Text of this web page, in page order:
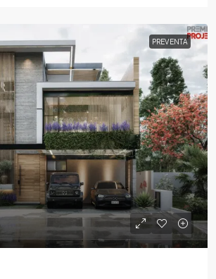
PREVENTA